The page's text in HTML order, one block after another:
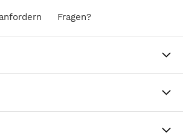
Fragen?